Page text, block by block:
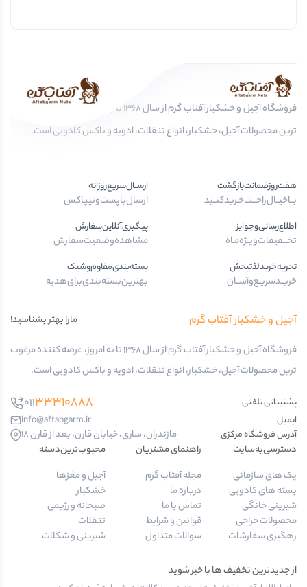
فروشگاه آجیل و خشکبار آفتاب گرم از سال 1368 تا به امروز، عرضه کننده مرغوب
ترین محصولات آجیل، خشکبار، انواع تنقلات، ادویه و باکس کادویی است.
هفت‌روز‌ضمانت‌بازگشت
بــا‌خیــال‌راحـــت‌خـرید‌کنــید
ارســال‌سریع‌روزانه
ارسال‌با‌پست‌و‌تیپاکس
اطلاع‌رسانی‌و‌جوایز
تخـــفیفات‌ویــژه‌مـاه
پیگیری‌آنلاین‌سفارش
مشاهده‌وضعیت‌سفارش
تجربه‌خرید‌لذتبخش
خریــد‌سریـع‌و‌آســان
بسته‌بندی‌مقاوم‌وشیک
بهترین‌بسته‌بندی‌برای‌هدیه
آجیل و خشکبار آفتاب گرم
مارا بهتر بشناسید!
فروشگاه آجیل و خشکبار آفتاب گرم از سال 1368 تا به امروز، عرضه کننده مرغوب
ترین محصولات آجیل، خشکبار، انواع تنقلات، ادویه و باکس کادویی است.
پشتیبانی تلفنی 01133310888
ایمیل
info@aftabgarm.ir
آدرس‌ فروشگاه مرکزی
مازندران، ساری، خیابان قارن، بعد از قارن 18
دسترسی‌به‌سایت
پک های سازمانی
بسته های کادویی
شیرینی خانگی
محصولات حراجی
رهگیری سفارشات
راهنمای مشتریان
مجله آفتاب گرم
درباره ما
تماس با ما
قوانین و شرایط
سوالات متداول
محبوب‌ترین‌دسته‌
آجیل و مغزها
خشکبار
صبحانه و رژیمی
تنقلات
شیرینی و شکلات
از جدیدترین تخفیف ها با خبر شوید